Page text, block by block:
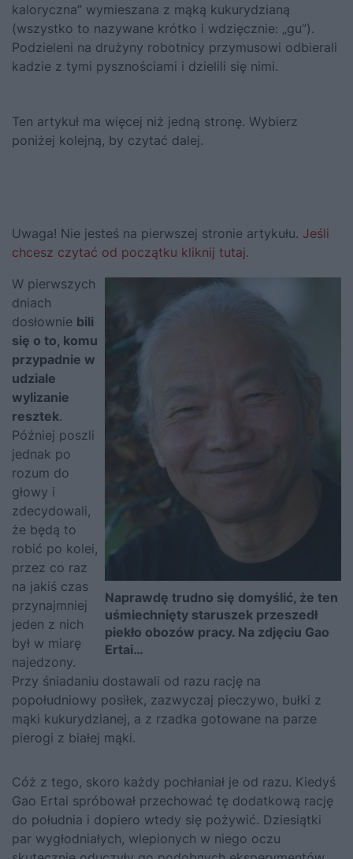
kaloryczna” wymieszana z mąką kukurydzianą
(wszystko to nazywane krótko i wdzięcznie: „gu”).
Podzieleni na drużyny robotnicy przymusowi odbierali
kadzie z tymi pysznościami i dzielili się nimi.
Ten artykuł ma więcej niż jedną stronę. Wybierz
poniżej kolejną, by czytać dalej.
Uwaga! Nie jesteś na pierwszej stronie artykułu. Jeśli
chcesz czytać od początku kliknij tutaj.
Naprawdę trudno się domyślić, że ten
uśmiechnięty staruszek przeszedł
piekło obozów pracy. Na zdjęciu Gao
Ertai…
W pierwszych
dniach
dosłownie bili
się o to, komu
przypadnie w
udziale
wylizanie
resztek.
Później poszli
jednak po
rozum do
głowy i
zdecydowali,
że będą to
robić po kolei,
przez co raz
na jakiś czas
przynajmniej
jeden z nich
był w miarę
najedzony.
Przy śniadaniu dostawali od razu rację na
popołudniowy posiłek, zazwyczaj pieczywo, bułki z
mąki kukurydzianej, a z rzadka gotowane na parze
pierogi z białej mąki.
Cóż z tego, skoro każdy pochłaniał je od razu. Kiedyś
Gao Ertai spróbował przechować tę dodatkową rację
do południa i dopiero wtedy się pożywić. Dziesiątki
par wygłodniałych, wlepionych w niego oczu